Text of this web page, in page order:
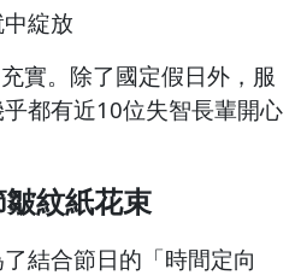
綻放
實。除了國定假日外，服
都有近10位失智長輩開心
紋紙花束
結合節日的「時間定向